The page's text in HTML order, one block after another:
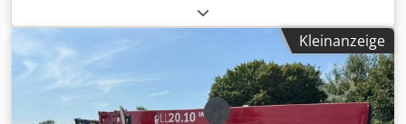
Plattformkapazität: 200 kg Gewicht (ca.): 1.620 kg Antrieb:
Elektro / Raupen Dcsdpfx Asxc Duzonpok Bodenhöhe: 6,00
m Länge: 2,08 m x Breite: 0,96 m x Höhe: 2,14 m, Höhe
(eingeklappte Geländer): 1,67 m, Plattformbreite: 0,78 m
Plattformlänge: 1,80 m, Batteriekapazität: 2 x 12 V 85 Ah
Kleinanzeige